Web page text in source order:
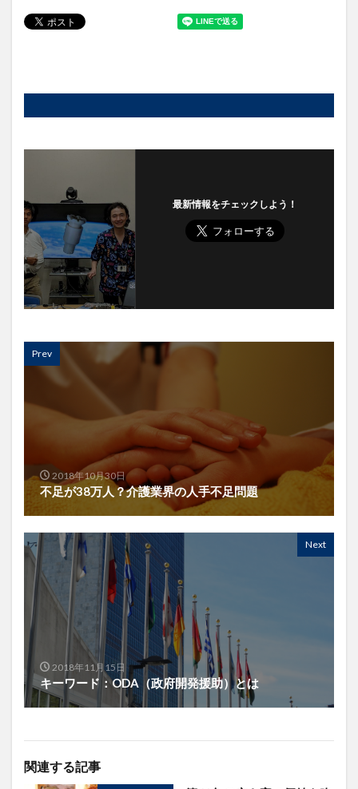
最新情報をチェックしよう！
Prev
2018年10月30日
不足が38万人？介護業界の人手不足問題
Next
2018年11月15日
キーワード：ODA（政府開発援助）とは
関連する記事